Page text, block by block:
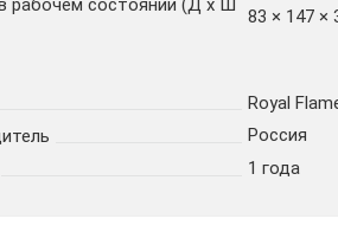
рабочем состоянии (Д х Ш
83 × 147 ×
Royal
Россия
1 года